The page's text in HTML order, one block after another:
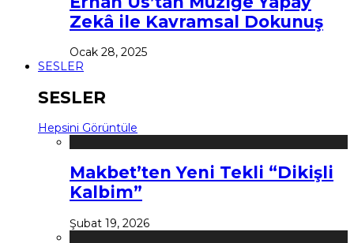
Zekâ ile Kavramsal Dokunuş
Ocak 28, 2025
SESLER
SESLER
Hepsini Görüntüle
Makbet’ten Yeni Tekli “Dikişli
Kalbim”
Şubat 19, 2026